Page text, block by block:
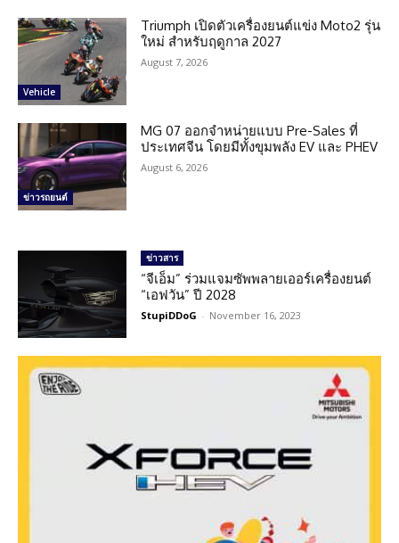
Vehicle
Triumph เปิดตัวเครื่องยนต์แข่ง Moto2 รุ่น
ใหม่ สำหรับฤดูกาล 2027
August 7, 2026
ข่าวรถยนต์
MG 07 ออกจำหน่ายแบบ Pre-Sales ที่
ประเทศจีน โดยมีทั้งขุมพลัง EV และ PHEV
August 6, 2026
ข่าวสาร
“จีเอ็ม” ร่วมแจมซัพพลายเออร์เครื่องยนต์
“เอฟวัน” ปี 2028
StupiDDoG - November 16, 2023